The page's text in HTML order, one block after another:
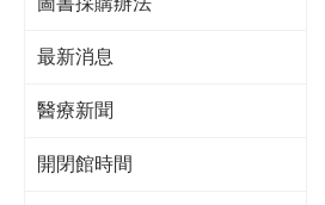
最新消息
醫療新聞
開閉館時間